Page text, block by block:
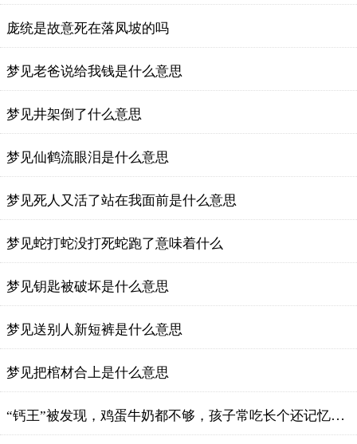
庞统是故意死在落凤坡的吗
梦见老爸说给我钱是什么意思
梦见井架倒了什么意思
梦见仙鹤流眼泪是什么意思
梦见死人又活了站在我面前是什么意思
梦见蛇打蛇没打死蛇跑了意味着什么
梦见钥匙被破坏是什么意思
梦见送别人新短裤是什么意思
梦见把棺材合上是什么意思
“钙王”被发现，鸡蛋牛奶都不够，孩子常吃长个还记忆力强！